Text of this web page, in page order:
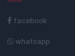
facebook
whatsapp